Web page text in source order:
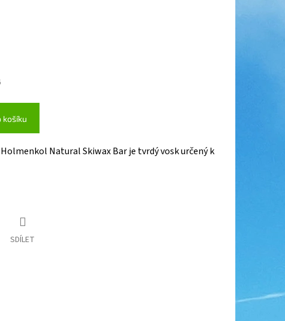
košíku
Natural Skiwax Bar je tvrdý vosk určený k
SDÍLET